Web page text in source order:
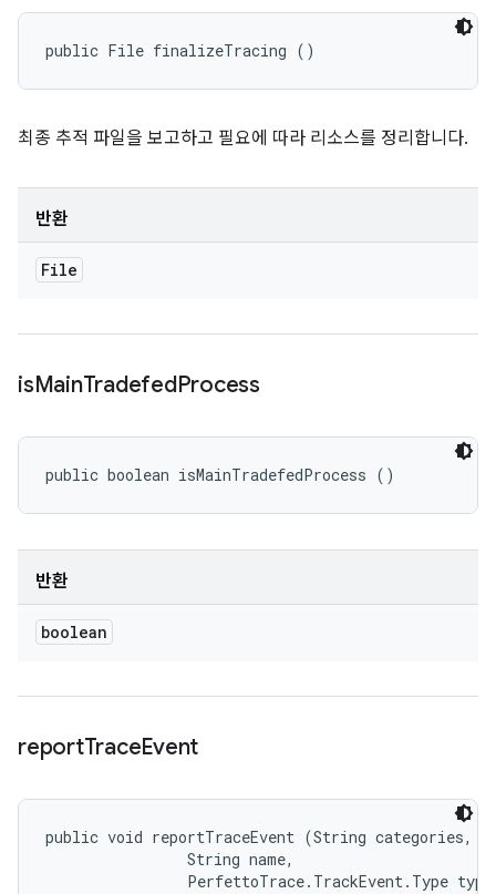
public File finalizeTracing ()
최종 추적 파일을 보고하고 필요에 따라 리소스를 정리합니다.
반환
File
isMainTradefedProcess
public boolean isMainTradefedProcess ()
반환
boolean
reportTraceEvent
public void reportTraceEvent (String categories,
                String name,
PerfettoTrace.TrackEvent.Type